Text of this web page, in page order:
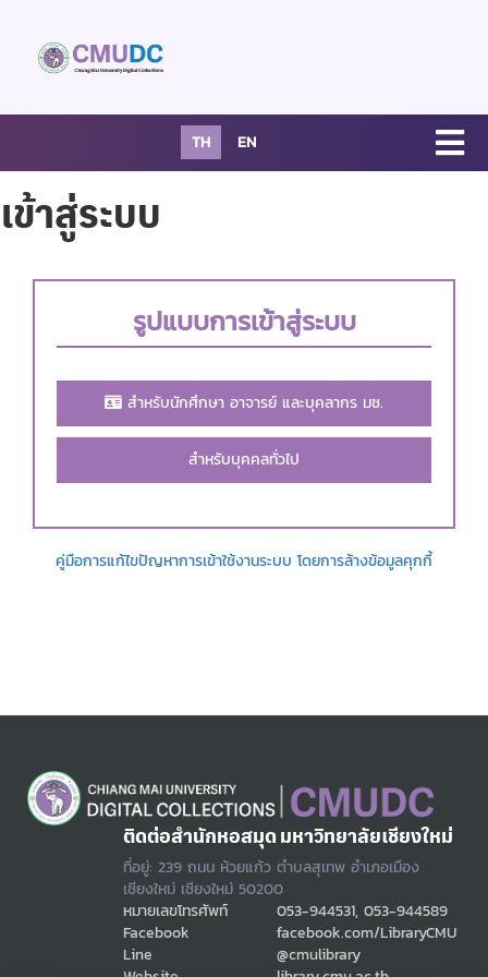
TH EN
เข้าสู่ระบบ
รูปแบบการเข้าสู่ระบบ
สำหรับนักศึกษา อาจารย์ และบุคลากร มช.
สำหรับบุคคลทั่วไป
คู่มือการแก้ไขปัญหาการเข้าใช้งานระบบ โดยการล้างข้อมูลคุกกี้
ติดต่อสำนักหอสมุด มหาวิทยาลัยเชียงใหม่
ที่อยู่: 239 ถนน ห้วยแก้ว ตำบลสุเทพ อำเภอเมือง
เชียงใหม่ เชียงใหม่ 50200
หมายเลขโทรศัพท์ 053-944531, 053-944589
Facebook
facebook.com/LibraryCMU
Line
@cmulibrary